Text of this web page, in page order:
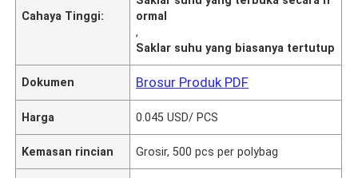
Cahaya Tinggi:
ormal
,
Saklar suhu yang biasanya tertutup
Dokumen Brosur Produk PDF
Harga 0.045 USD/ PCS
Kemasan rincian Grosir, 500 pcs per polybag